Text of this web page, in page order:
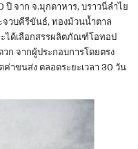
จาก จ.มุกดาหาร, บราวนี่ลำไย
จวบคีรีขันธ์, ทองม้วนน้ำตาล
ะได้เลือกสรรผลิตภัณฑ์โอทอป
จากผู้ประกอบการโดยตรง
าขนส่ง ตลอดระยะเวลา 30 วัน